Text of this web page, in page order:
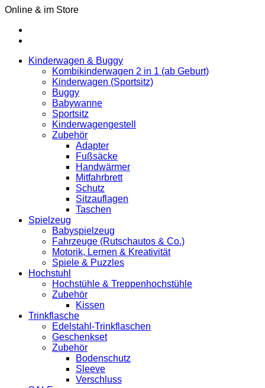
Online & im Store
Kinderwagen & Buggy
Kombikinderwagen 2 in 1 (ab Geburt)
Kinderwagen (Sportsitz)
Buggy
Babywanne
Sportsitz
Kinderwagengestell
Zubehör
Adapter
Fußsäcke
Handwärmer
Mitfahrbrett
Schutz
Sitzauflagen
Taschen
Spielzeug
Babyspielzeug
Fahrzeuge (Rutschautos & Co.)
Motorik, Lernen & Kreativität
Spiele & Puzzles
Hochstuhl
Hochstühle & Treppenhochstühle
Zubehör
Kissen
Trinkflasche
Edelstahl-Trinkflaschen
Geschenkset
Zubehör
Bodenschutz
Sleeve
Verschluss